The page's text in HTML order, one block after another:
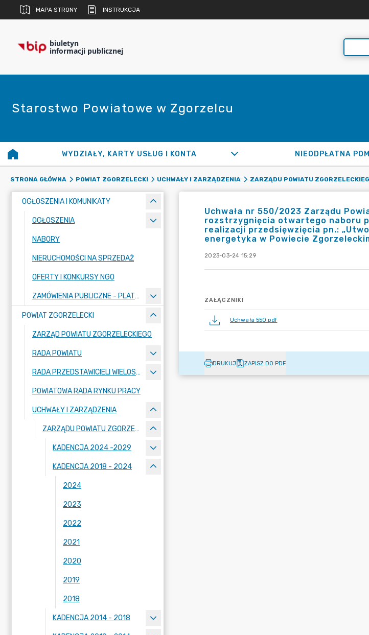
MAPA STRONY INSTRUKCJA
biuletyn
informacji publicznej
Starostwo Powiatowe w Zgorzelcu
WYDZIAŁY, KARTY USŁUG I KONTA NIEODPŁATNA
STRONA GŁÓWNA POWIAT ZGORZELECKI UCHWAŁY I ZARZĄDZENIA ZARZĄDU POWIATU
OGŁOSZENIA I KOMUNIKATY
OGŁOSZENIA
NABORY
NIERUCHOMOŚCI NA SPRZEDAŻ
OFERTY I KONKURSY NGO
ZAMÓWIENIA PUBLICZNE - PLATFORMA ZAKUPOWA
POWIAT ZGORZELECKI
ZARZĄD POWIATU ZGORZELECKIEGO
RADA POWIATU
RADA PRZEDSTAWICIELI WIELOSPECJALISTYCZNEGO ZESPOŁU OPIEKI ZDROWOTNEJ "BOLESŁAWIEC-ZGORZELEC" SAMODZIELNEGO PUBLICZNEGO ZAKŁADU OPIEKI ZDROWOTNEJ
POWIATOWA RADA RYNKU PRACY
UCHWAŁY I ZARZĄDZENIA
ZARZĄDU POWIATU ZGORZELECKIEGO
KADENCJA 2024 -2029
KADENCJA 2018 - 2024
2024
2023
2022
2021
2020
2019
2018
KADENCJA 2014 - 2018
Uchwała nr 550/2023 Zarządu
rozstrzygnięcia otwartego naboru
realizacji przedsięwzięcia pn.:
energetyka w Powiecie
2023-03-24 15:29
ZAŁĄCZNIKI
Uchwała 550.pdf
DRUKUJ ZAPISZ DO PDF